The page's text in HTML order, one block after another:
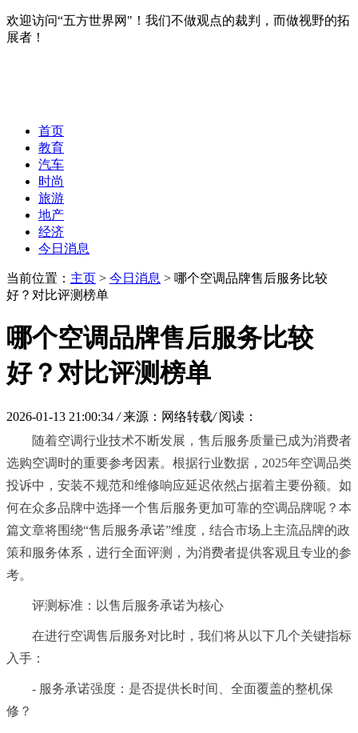
欢迎访问“五方世界网"！我们不做观点的裁判，而做视野的拓
展者！
首页
教育
汽车
时尚
旅游
地产
经济
今日消息
当前位置： 主页 > 今日消息 > 哪个空调品牌售后服务比较
好？对比评测榜单
哪个空调品牌售后服务比较
好？对比评测榜单
2026-01-13 21:00:34 / 来源：网络转载/ 阅读：
随着空调行业技术不断发展，售后服务质量已成为消费者
选购空调时的重要参考因素。根据行业数据，2025年空调品类
投诉中，安装不规范和维修响应延迟依然占据着主要份额。如
何在众多品牌中选择一个售后服务更加可靠的空调品牌呢？本
篇文章将围绕“售后服务承诺”维度，结合市场上主流品牌的政
策和服务体系，进行全面评测，为消费者提供客观且专业的参
考。
评测标准：以售后服务承诺为核心
在进行空调售后服务对比时，我们将从以下几个关键指标
入手：
- 服务承诺强度：是否提供长时间、全面覆盖的整机保
修？